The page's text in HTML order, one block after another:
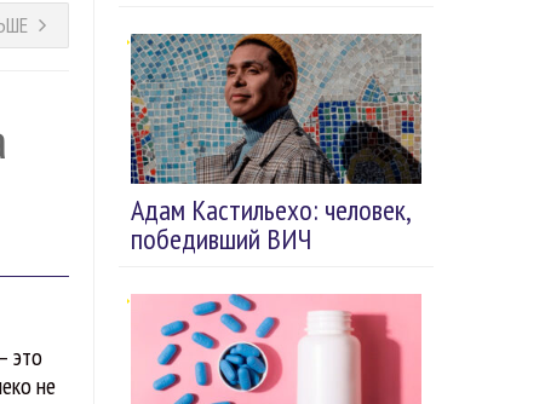
Адам Кастильехо: человек,
победивший ВИЧ
это
не